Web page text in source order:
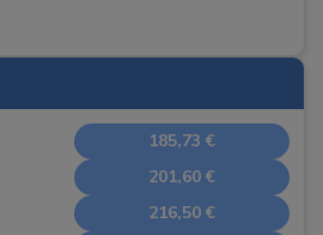
185,73 €
201,60 €
216,50 €